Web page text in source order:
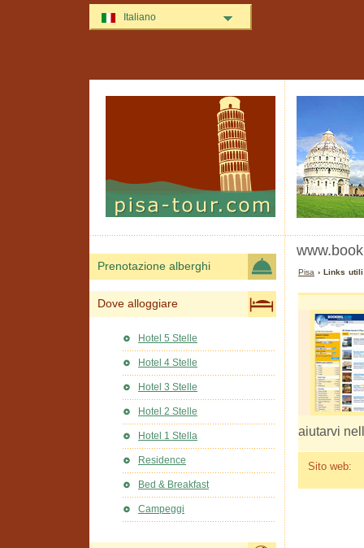
Pisa › Links
aiutarvi
Sito web:
Prenotazione alberghi
Dove alloggiare
Hotel 5 Stelle
Hotel 4 Stelle
Hotel 3 Stelle
Hotel 2 Stelle
Hotel 1 Stella
Residence
Bed & Breakfast
Campeggi
Italiano